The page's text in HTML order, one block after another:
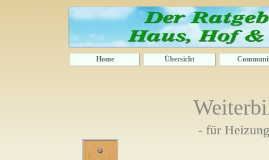
Home Übersicht
- für